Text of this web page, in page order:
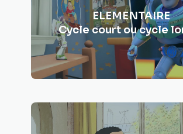
ELEMENTAIRE
Cycle court ou cycle